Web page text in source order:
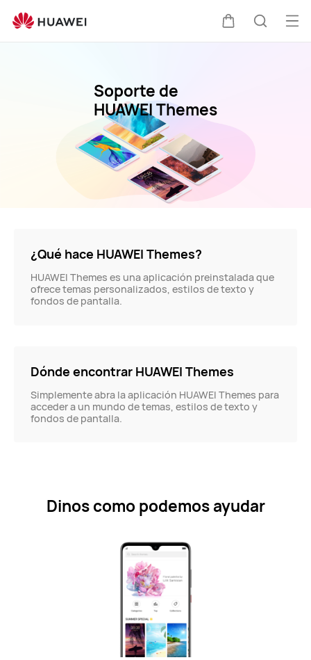
Mobile
Soporte de
HUAWEI Themes
¿Qué hace HUAWEI Themes?
HUAWEI Themes es una aplicación preinstalada que
ofrece temas personalizados, estilos de texto y
fondos de pantalla.
Dónde encontrar HUAWEI Themes
Simplemente abra la aplicación HUAWEI Themes para
acceder a un mundo de temas, estilos de texto y
fondos de pantalla.
Dinos como podemos ayudar